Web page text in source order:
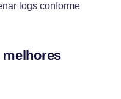
logs conforme